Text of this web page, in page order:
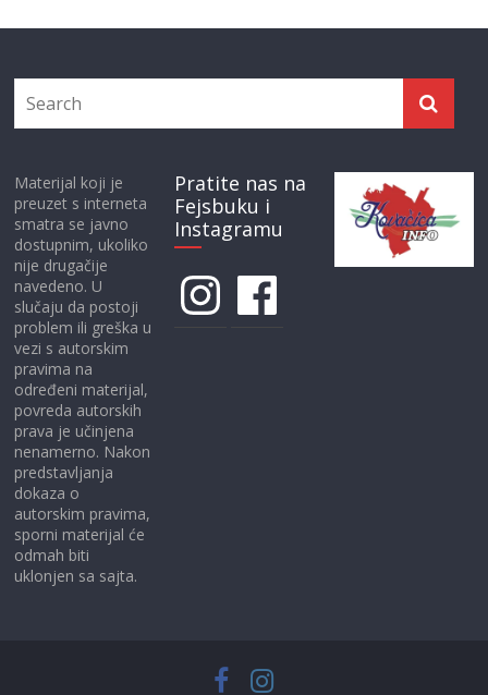
Materijal koji je
preuzet s interneta
smatra se javno
dostupnim, ukoliko
nije drugačije
navedeno. U
slučaju da postoji
problem ili greška u
vezi s autorskim
pravima na
određeni materijal,
povreda autorskih
prava je učinjena
nenamerno. Nakon
predstavljanja
dokaza o
autorskim pravima,
sporni materijal će
odmah biti
uklonjen sa sajta.
Pratite nas na
Fejsbuku i
Instagramu
InstagramFacebook